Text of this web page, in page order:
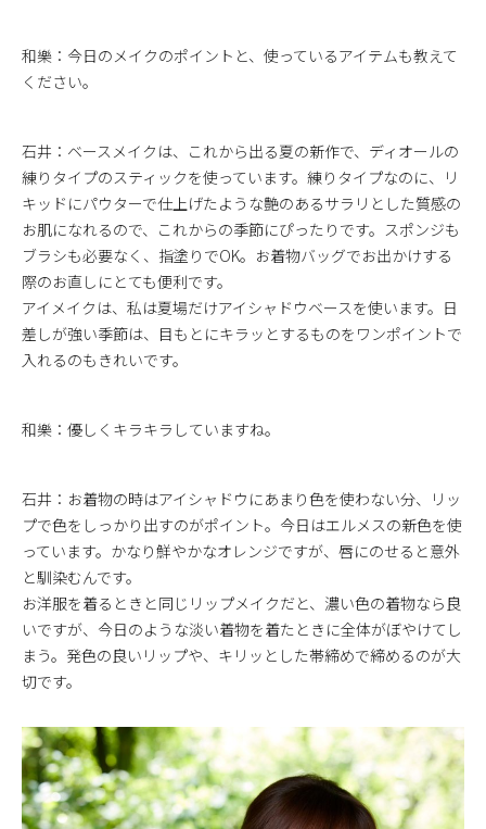
和樂：今日のメイクのポイントと、使っているアイテムも教えて
ください。
石井：ベースメイクは、これから出る夏の新作で、ディオールの
練りタイプのスティックを使っています。練りタイプなのに、リ
キッドにパウターで仕上げたような艶のあるサラリとした質感の
お肌になれるので、これからの季節にぴったりです。スポンジも
ブラシも必要なく、指塗りでOK。お着物バッグでお出かけする
際のお直しにとても便利です。
アイメイクは、私は夏場だけアイシャドウベースを使います。日
差しが強い季節は、目もとにキラッとするものをワンポイントで
入れるのもきれいです。
和樂：優しくキラキラしていますね。
石井：お着物の時はアイシャドウにあまり色を使わない分、リッ
プで色をしっかり出すのがポイント。今日はエルメスの新色を使
っています。かなり鮮やかなオレンジですが、唇にのせると意外
と馴染むんです。
お洋服を着るときと同じリップメイクだと、濃い色の着物なら良
いですが、今日のような淡い着物を着たときに全体がぼやけてし
まう。発色の良いリップや、キリッとした帯締めで締めるのが大
切です。